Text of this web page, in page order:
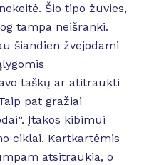
Šio tipo žuvies,
tampa neišranki.
šiandien žvejodami
taškų ar atitraukti
pat gražiai
Įtakos kibimui
ciklai. Kartkartėmis
atsitraukia, o